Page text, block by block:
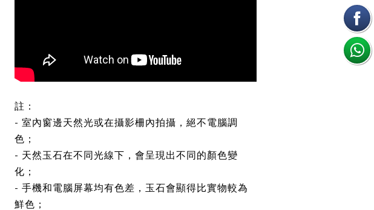
註：
- 室內窗邊天然光或在攝影柵內拍攝，絕不電腦調
色；
- 天然玉石在不同光線下，會呈現出不同的顏色變
化；
- 手機和電腦屏幕均有色差，玉石會顯得比實物較為
鮮色；